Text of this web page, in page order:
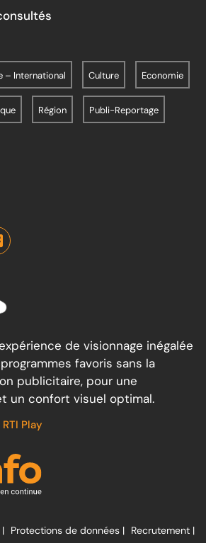
– International Culture Economie
Région Publi-Reportage
de visionnage inégalée
favoris sans la
publicitaire, pour une
un confort visuel optimal.
Play
| Protections de données | Recrutement |